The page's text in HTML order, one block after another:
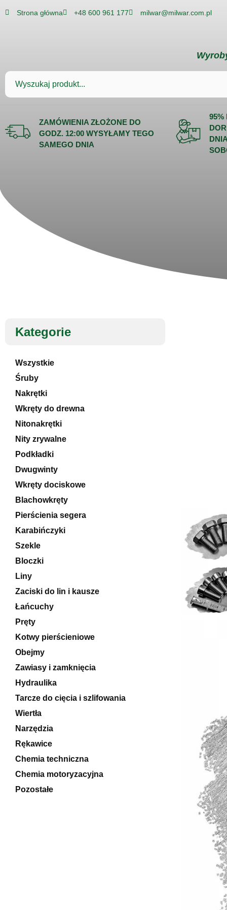
Strona główna +48 600 961 177 milwar@milwar.com.pl
ZAMÓWIENIA ZŁOŻONE DO
GODZ. 12:00 WYSYŁAMY TEGO
SAMEGO DNIA
95%
Kategorie
Wszystkie
Śruby
Nakrętki
Wkręty do drewna
Nitonakrętki
Nity zrywalne
Podkładki
Dwugwinty
Wkręty dociskowe
Blachowkręty
Pierścienia segera
Karabińczyki
Szekle
Bloczki
Liny
Zaciski do lin i kausze
Łańcuchy
Pręty
Kotwy pierścieniowe
Obejmy
Zawiasy i zamknięcia
Hydraulika
Tarcze do cięcia i szlifowania
Wiertła
Narzędzia
Rękawice
Chemia techniczna
Chemia motoryzacyjna
Pozostałe